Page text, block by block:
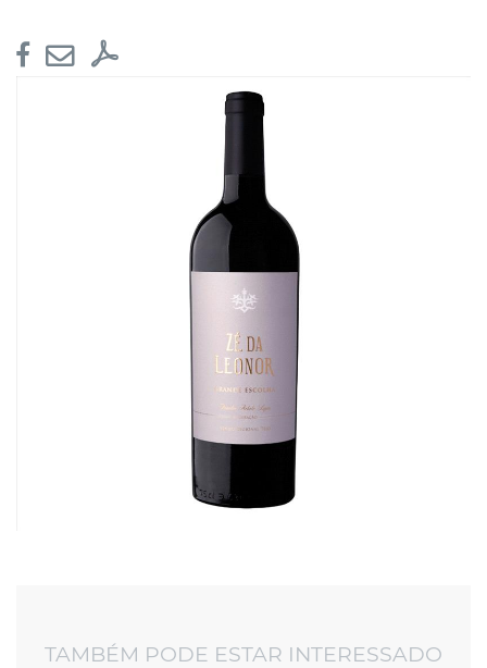
TAMBÉM PODE ESTAR INTERESSADO